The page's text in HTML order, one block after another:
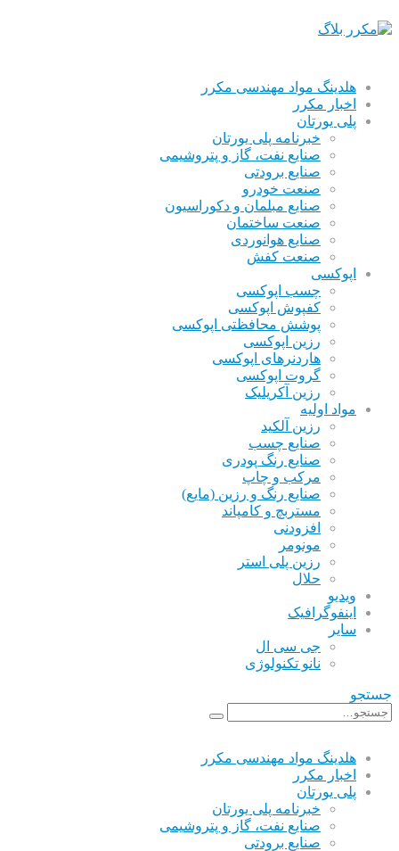
هلدینگ مواد مهندسی مکرر
اخبار مکرر
پلی یورتان
خبرنامه پلی یورتان
صنایع نفت، گاز و پتروشیمی
صنایع برودتی
صنعت خودرو
صنایع مبلمان و دکوراسیون
صنعت ساختمان
صنایع هوانوردی
صنعت کفش
اپوکسی
چسب اپوکسی
کفپوش اپوکسی
پوشش محافظتی اپوکسی
رزین اپوکسی
هاردنرهای اپوکسی
گروت اپوکسی
رزین آکریلیک
مواد اولیه
رزین آلکید
صنایع چسب
صنایع رنگ پودری
مرکب و چاپ
صنایع رنگ و رزین (مایع)
مستربچ و کامپاند
افزودنی
مونومر
رزین پلی استر
حلال
ویدیو
اینفوگرافیک
سایر
جی سی ال
نانو تکنولوژی
جستجو
هلدینگ مواد مهندسی مکرر
اخبار مکرر
پلی یورتان
خبرنامه پلی یورتان
صنایع نفت، گاز و پتروشیمی
صنایع برودتی